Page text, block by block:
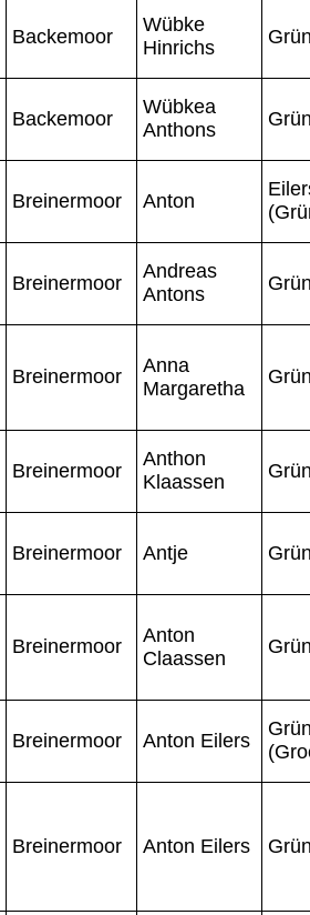
Backemoor
Wübke
Hinrichs
Backemoor
Wübkea
Anthons
Breinermoor Anton
Breinermoor
Andreas
Antons
Breinermoor
Anna
Margaretha
Breinermoor
Anthon
Klaassen
Breinermoor Antje
Breinermoor
Anton
Claassen
Breinermoor Anton Eilers
Breinermoor Anton Eilers